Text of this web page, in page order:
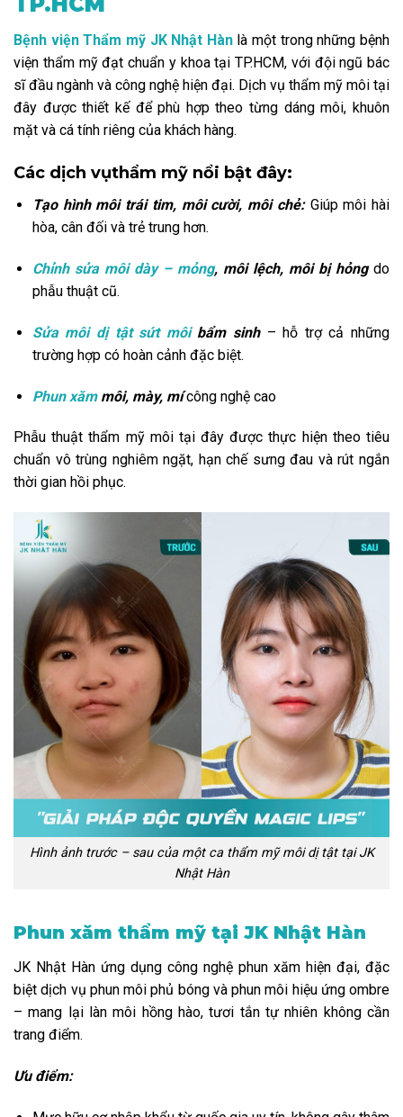
Bệnh viện Thẩm mỹ JK Nhật Hànlà một trong những bệnh
viện thẩm mỹ đạt chuẩn y khoa tại TP.HCM, với đội ngũ bác
sĩ đầu ngành và công nghệ hiện đại. Dịch vụ thẩm mỹ môi tại
đây được thiết kế để phù hợp theo từng dáng môi, khuôn
mặt và cá tính riêng của khách hàng.
Các dịch vụthẩm mỹ nổi bật đây:
Tạo hình môi trái tim, môi cười, môi chẻ:Giúp môi hài
hòa, cân đối và trẻ trung hơn.
Chỉnh sửa môi dày – mỏng, môi lệch, môi bị hỏngdo
phẫu thuật cũ.
Sửa môi dị tật sứt môibẩm sinh – hỗ trợ cả những
trường hợp có hoàn cảnh đặc biệt.
Phun xămmôi, mày, mícông nghệ cao
Phẫu thuật thẩm mỹ môi tại đây được thực hiện theo tiêu
chuẩn vô trùng nghiêm ngặt, hạn chế sưng đau và rút ngắn
thời gian hồi phục.
Hình ảnh trước – sau của một ca thẩm mỹ môi dị tật tại JK
Nhật Hàn
Phun xăm thẩm mỹ tại JK Nhật Hàn
JK Nhật Hàn ứng dụng công nghệ phun xăm hiện đại, đặc
biệt dịch vụ phun môi phủ bóng và phun môi hiệu ứng ombre
– mang lại làn môi hồng hào, tươi tắn tự nhiên không cần
trang điểm.
Ưu điểm: